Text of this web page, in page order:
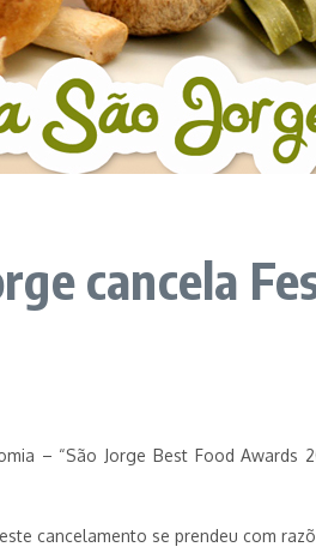
cancela
– “São Jorge Best Food Awards
cancelamento se prendeu com